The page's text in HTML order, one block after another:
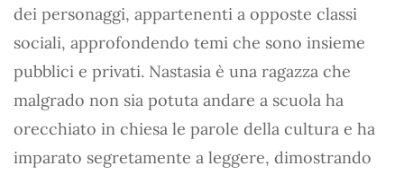
dei personaggi, appartenenti a opposte classi
sociali, approfondendo temi che sono insieme
pubblici e privati. Nastasia è una ragazza che
malgrado non sia potuta andare a scuola ha
orecchiato in chiesa le parole della cultura e ha
imparato segretamente a leggere, dimostrando